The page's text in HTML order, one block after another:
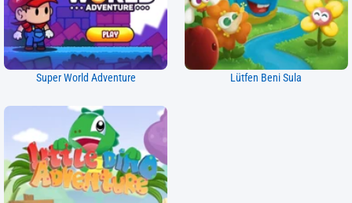
Super World Adventure Lütfen Beni Sula